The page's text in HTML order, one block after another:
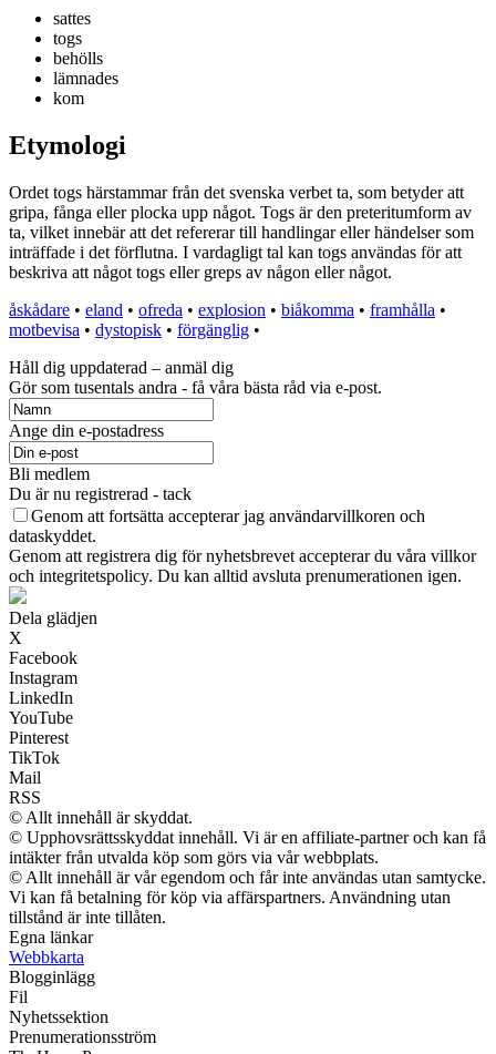
sattes
togs
behölls
lämnades
kom
Etymologi
Ordet togs härstammar från det svenska verbet ta, som betyder att
gripa, fånga eller plocka upp något. Togs är den preteritumform av
ta, vilket innebär att det refererar till handlingar eller händelser som
inträffade i det förflutna. I vardagligt tal kan togs användas för att
beskriva att något togs eller greps av någon eller något.
åskådare • eland • ofreda • explosion • biåkomma • framhålla •
motbevisa • dystopisk • förgänglig •
Håll dig uppdaterad – anmäl dig
Gör som tusentals andra - få våra bästa råd via e-post.
Ange din e-postadress
Bli medlem
Du är nu registrerad - tack
Genom att fortsätta accepterar jag användarvillkoren och
dataskyddet.
Genom att registrera dig för nyhetsbrevet accepterar du våra villkor
och integritetspolicy. Du kan alltid avsluta prenumerationen igen.
Dela glädjen
X
Facebook
Instagram
LinkedIn
YouTube
Pinterest
TikTok
Mail
RSS
© Allt innehåll är skyddat.
© Upphovsrättsskyddat innehåll. Vi är en affiliate-partner och kan få
intäkter från utvalda köp som görs via vår webbplats.
© Allt innehåll är vår egendom och får inte användas utan samtycke.
Vi kan få betalning för köp via affärspartners. Användning utan
tillstånd är inte tillåten.
Egna länkar
Webbkarta
Blogginlägg
Fil
Nyhetssektion
Prenumerationsström